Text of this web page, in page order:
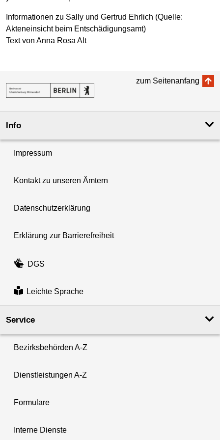
Informationen zu Sally und Gertrud Ehrlich (Quelle:
Akteneinsicht beim Entschädigungsamt)
Text von Anna Rosa Alt
zum Seitenanfang
Info
Impressum
Kontakt zu unseren Ämtern
Datenschutzerklärung
Erklärung zur Barrierefreiheit
DGS
Leichte Sprache
Service
Bezirksbehörden A-Z
Dienstleistungen A-Z
Formulare
Interne Dienste